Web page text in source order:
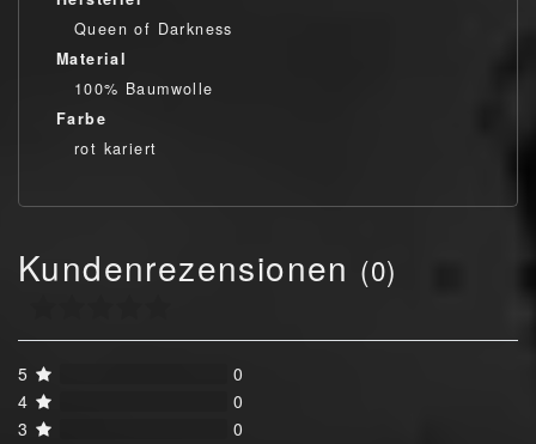
Queen of Darkness
Material
100% Baumwolle
Farbe
rot kariert
Kundenrezensionen (0)
5
0
4
0
3
0